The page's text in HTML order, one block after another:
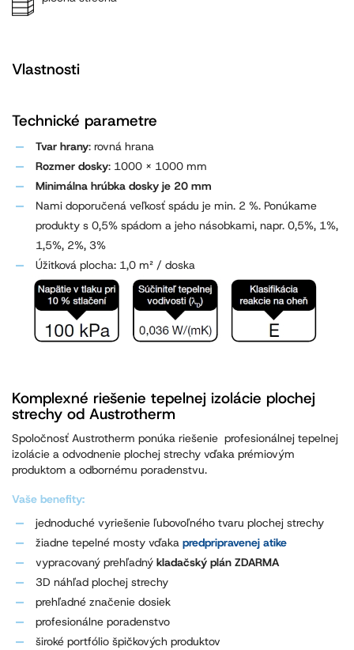
Vlastnosti
Technické parametre
Tvar hrany: rovná hrana
Rozmer dosky: 1000 x 1000 mm
Minimálna hrúbka dosky je 20 mm
Nami doporučená veľkosť spádu je min. 2 %. Ponúkame
produkty s 0,5% spádom a jeho násobkami, napr. 0,5%, 1%,
1,5%, 2%, 3%
Úžitková plocha: 1,0 m² / doska
Komplexné riešenie tepelnej izolácie plochej
strechy od Austrotherm
Spoločnosť Austrotherm ponúka riešenie profesionálnej tepelnej
izolácie a odvodnenie plochej strechy vďaka prémiovým
produktom a odbornému poradenstvu.
Vaše benefity:
jednoduché vyriešenie ľubovoľného tvaru plochej strechy
žiadne tepelné mosty vďaka predpripravenej atike
vypracovaný prehľadný kladačský plán ZDARMA
3D náhľad plochej strechy
prehľadné značenie dosiek
profesionálne poradenstvo
široké portfólio špičkových produktov